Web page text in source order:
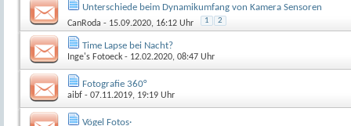
Unterschiede beim Dynamikumfang von Kamera Sensoren
CanRoda - 15.09.2020, 16:12 Uhr 1 2
Time Lapse bei Nacht?
Inge's Fotoeck - 12.02.2020, 08:47 Uhr
Fotografie 360°
aibf - 07.11.2019, 19:19 Uhr
Vögel Fotos·